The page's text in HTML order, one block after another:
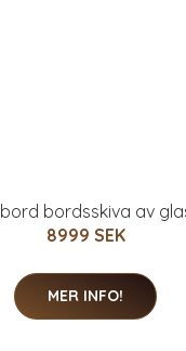
bordsskiva av
8999 SEK
MER INFO!